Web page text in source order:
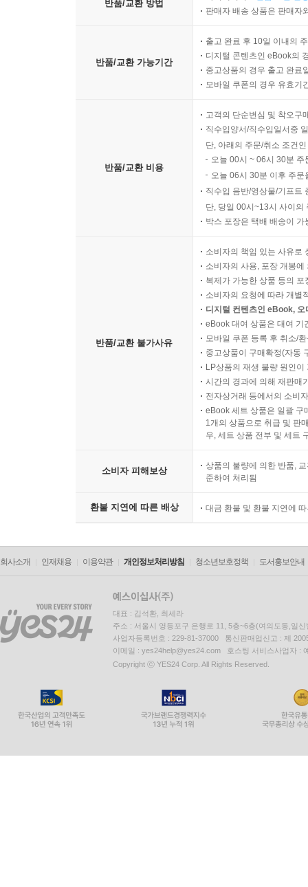
반품/교환 방법
판매자 배송 상품은 판매자
반품/교환 가능기간
출고 완료 후 10일 이내의
디지털 콘텐츠인 eBook의
중고상품의 경우 출고 완료
모바일 쿠폰의 경우 유효기
반품/교환 비용
고객의 단순변심 및 착오구
직수입양서/직수입일서중
단, 아래의 주문/취소 조건
오늘 00시 ~ 06시 30분
오늘 06시 30분 이후 주
직수입 음반/영상물/기프트
단, 당일 00시~13시 사이의
박스 포장은 택배 배송이
반품/교환 불가사유
소비자의 책임 있는 사유로
소비자의 사용, 포장 개봉
복제가 가능한 상품 등의
소비자의 요청에 따라 개별
디지털 컨텐츠인 eBook,
eBook 대여 상품은 대여 기
모바일 쿠폰 등록 후 취소/
중고상품이 구매확정(자동
LP상품의 재생 불량 원인
시간의 경과에 의해 재판매
전자상거래 등에서의 소비
eBook 세트 상품은 일괄 구
1개의 상품으로 취급 및 판
우, 세트 상품 전부 및 세트
소비자 피해보상
상품의 불량에 의한 반품,
준하여 처리됨
환불 지연에 따른 배상 대금 환불 및 환불 지연에
회사소개 인재채용 이용약관 개인정보처리방침 청소년보호정책 도서홍보안내
대표 : 김석환, 최세라
주소 : 서울시 영등포구 은행로 11, 5층~6층(여의도동,일신
사업자등록번호 : 229-81-37000 통신판매업신고 : 제
이메일 : yes24help@yes24.com 호스팅 서비스사업자 :
Copyright ⓒ YES24 Corp. All Rights Reserved.